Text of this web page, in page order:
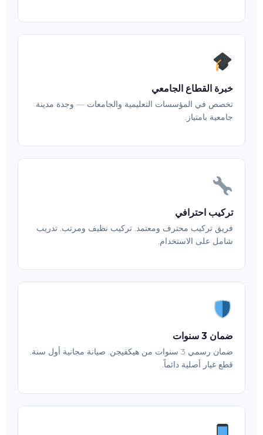
خبرة القطاع الجامعي
تخصص في المؤسسات التعليمية والجامعات — وجدة مدينة
جامعية بامتياز.
تركيب احترافي
فريق تركيب محترف ومعتمد. تركيب نظيف ومرتب. تدريب
شامل على الاستخدام.
ضمان 3 سنوات
ضمان رسمي 3 سنوات من هيكفيجن. صيانة مجانية أول سنة.
قطع غيار أصلية دائماً.